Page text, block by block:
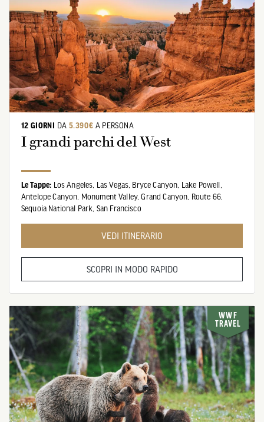
12 GIORNI DA 5.390€ A PERSONA
I grandi parchi del West
Le Tappe: Los Angeles, Las Vegas, Bryce Canyon,
Lake Powell,
Antelope Canyon,
Monument Valley, Grand Canyon,
Route 66,
Sequoia National Park, San Francisco
VEDI ITINERARIO
SCOPRI IN MODO RAPIDO
WWF
TRAVEL